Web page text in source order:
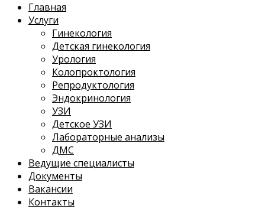
Главная
Услуги
Гинекология
Детская гинекология
Урология
Колопроктология
Репродуктология
Эндокринология
УЗИ
Детское УЗИ
Лабораторные анализы
ДМС
Ведущие специалисты
Документы
Вакансии
Контакты